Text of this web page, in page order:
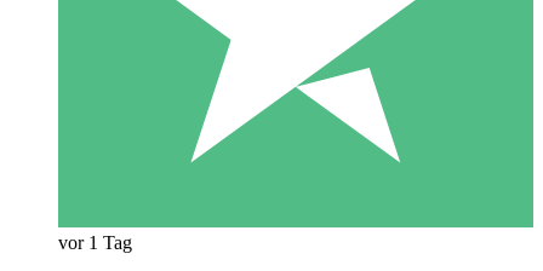
vor 1 Tag